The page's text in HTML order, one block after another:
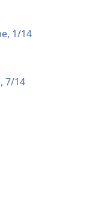
1/14
7/14